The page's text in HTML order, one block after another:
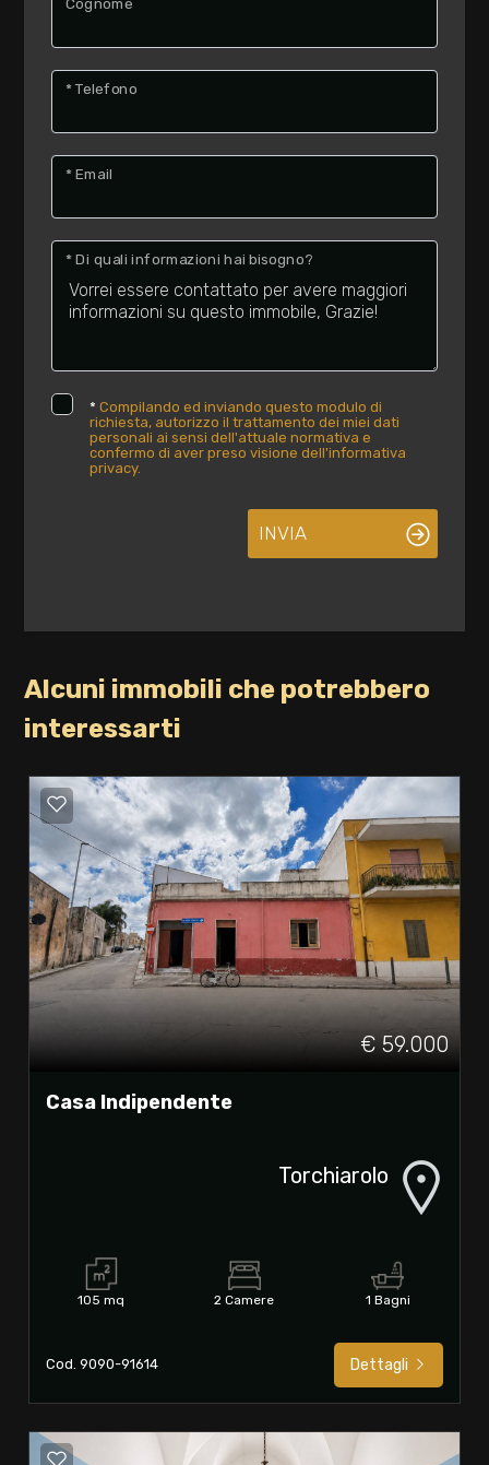
Cognome
* Telefono
* Email
* Di quali informazioni hai bisogno?
*Compilando ed inviando questo modulo di
richiesta, autorizzo il trattamento dei miei dati
personali ai sensi dell'attuale normativa e
confermo di aver preso visione dell'informativa
privacy.
INVIA
Alcuni immobili che potrebbero
interessarti
€ 59.000
Casa Indipendente
Torchiarolo
105 mq 2 Camere 1 Bagni
Cod. 9090-91614 Dettagli